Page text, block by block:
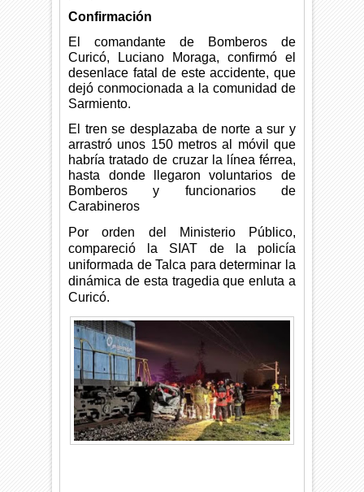
Confirmación
El comandante de Bomberos de
Curicó, Luciano Moraga, confirmó el
desenlace fatal de este accidente, que
dejó conmocionada a la comunidad de
Sarmiento.
El tren se desplazaba de norte a sur y
arrastró unos 150 metros al móvil que
habría tratado de cruzar la línea férrea,
hasta donde llegaron voluntarios de
Bomberos y funcionarios de
Carabineros
Por orden del Ministerio Público,
compareció la SIAT de la policía
uniformada de Talca para determinar la
dinámica de esta tragedia que enluta a
Curicó.